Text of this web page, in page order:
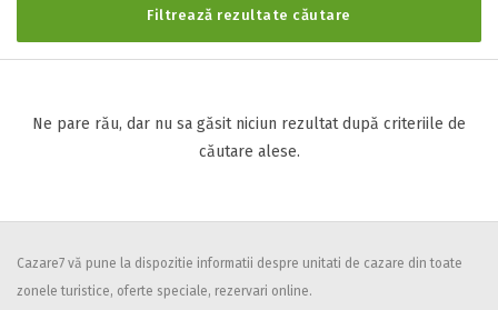
Filtrează rezultate căutare
3 stele / margarete
Facilități
Ne pare rău, dar nu sa găsit niciun rezultat după criteriile de
căutare alese.
Cazare7 vă pune la dispozitie informatii despre unitati de cazare din toate
zonele turistice, oferte speciale, rezervari online.